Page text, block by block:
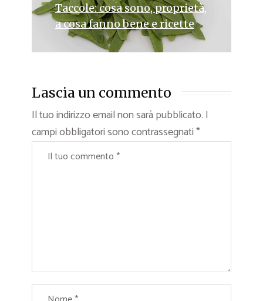
Taccole: cosa sono, proprietà,
a cosa fanno bene e ricette
Lascia un commento
Il tuo indirizzo email non sarà pubblicato. I
campi obbligatori sono contrassegnati*